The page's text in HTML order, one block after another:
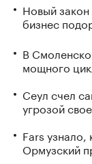
Новый
бизнес
В
мощного
Сеул счел
угрозой
Fars узнало,
Ормузский